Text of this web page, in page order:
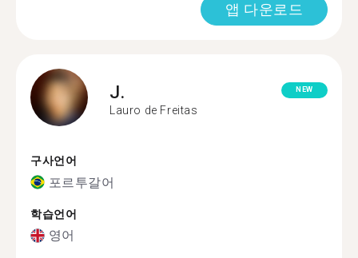
앱 다운로드
J.
Lauro de Freitas
NEW
구사언어
포르투갈어
학습언어
영어